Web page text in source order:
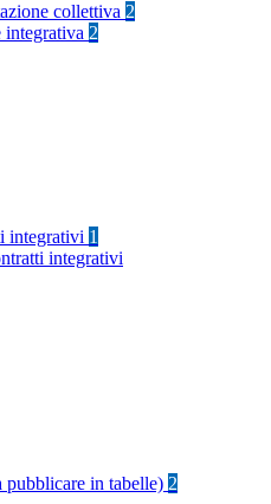
collettiva 2
integrativa 2
integrativi 1
integrativi
in tabelle) 2